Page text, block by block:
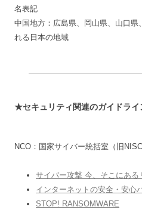
名表記
中国地方：広島県、岡山県、山口県
れる日本の地域
★セキュリティ関連のガイドラ
NCO：国家サイバー統括室（旧NISC
サイバー攻撃 今、そこにある
インターネットの安全・安心
STOP! RANSOMWARE